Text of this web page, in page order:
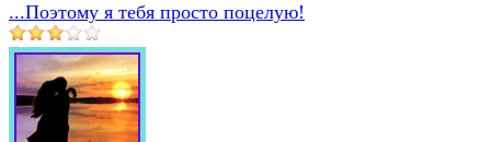
...Поэтому я тебя просто поцелую!